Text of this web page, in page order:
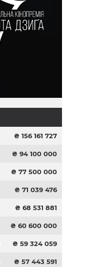
₴ 156 161 727
₴ 94 100 000
₴ 77 500 000
₴ 71 039 476
₴ 68 531 881
₴ 60 600 000
₴ 59 324 059
₴ 57 443 591